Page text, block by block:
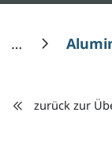
zurück zur